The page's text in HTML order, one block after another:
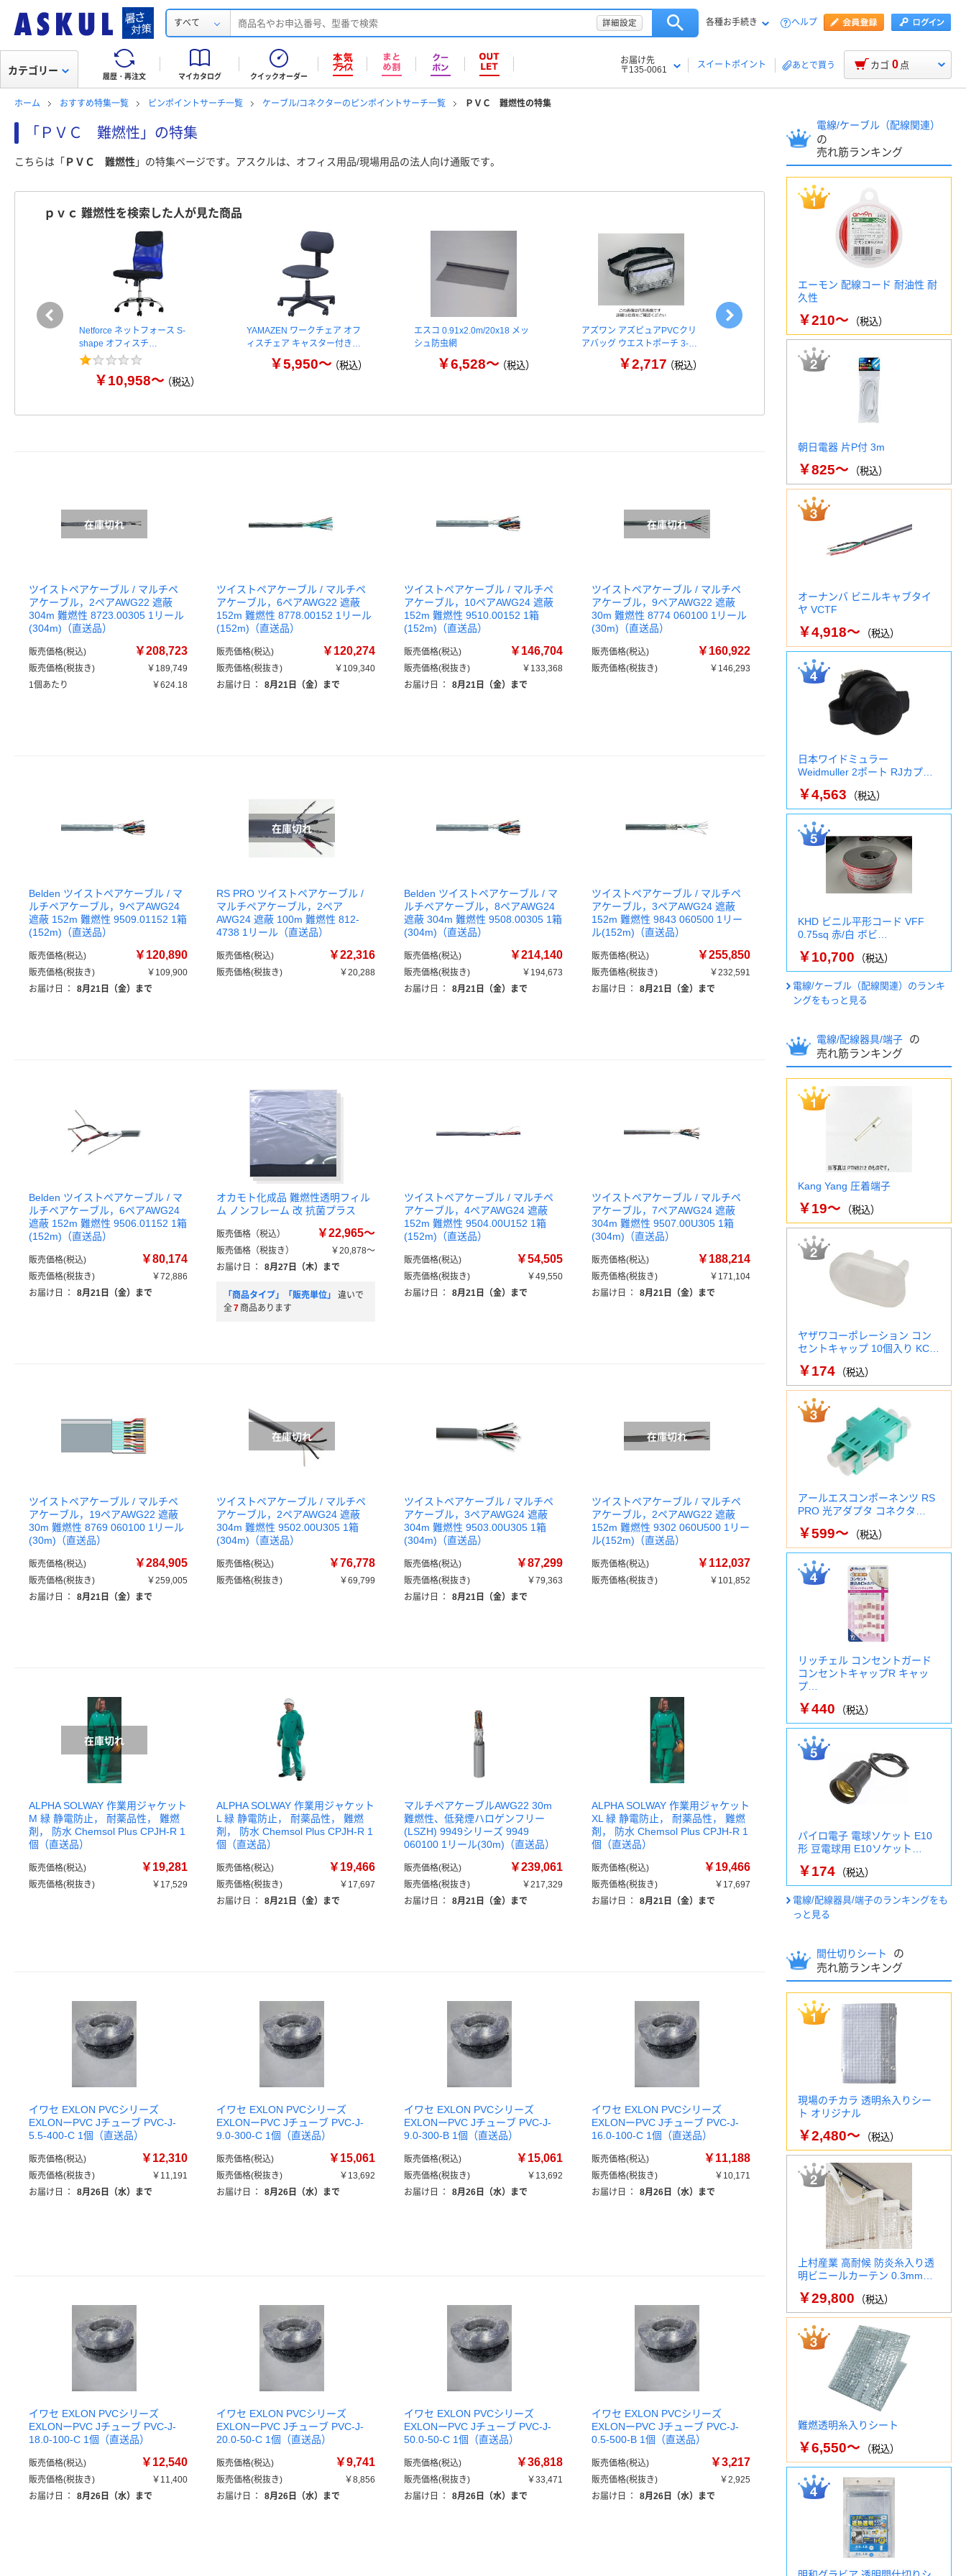
すべて 詳細設定 各種お手続き ヘルプ
履歴・再注文 マイカタログ クイックオーダー
お届け先
〒135-0061
スイートポイント あとで買う
カテゴリー カゴ 0 点
ホーム おすすめ特集一覧 ピンポイントサーチ一覧 ケーブル/コネクターのピンポイントサーチ一覧 ＰＶＣ 難燃性の特集
「ＰＶＣ 難燃性」の特集
こちらは「 ＰＶＣ 難燃性 」の特集ページです。アスクルは、オフィス用品/現場用品の法人向け通販です。
ｐｖｃ 難燃性を検索した人が見た商品
Netforce ネットフォース S-
shape オフィスチ…
￥10,958～（税込）
YAMAZEN ワークチェア オフ
ィスチェア キャスター付き…
￥5,950～（税込）
エスコ 0.91x2.0m/20x18 メッ
シュ防虫網
￥6,528～（税込）
アズワン アズピュアPVCクリ
アバッグ ウエストポーチ 3-…
￥2,717（税込）
（税込）
ツイストペアケーブル / マルチペ
アケーブル，2ペアAWG22 遮蔽
304m 難燃性 8723.00305 1リール
(304m)（直送品）
販売価格(税込) ￥208,723
販売価格(税抜き)
￥189,749
1個あたり
￥624.18
ツイストペアケーブル / マルチペ
アケーブル，6ペアAWG22 遮蔽
152m 難燃性 8778.00152 1リール
(152m)（直送品）
販売価格(税込) ￥120,274
販売価格(税抜き)
￥109,340
お届け日
： 8月21日（金）まで
ツイストペアケーブル / マルチペ
アケーブル，10ペアAWG24 遮蔽
152m 難燃性 9510.00152 1箱
(152m)（直送品）
販売価格(税込) ￥146,704
販売価格(税抜き)
￥133,368
お届け日
： 8月21日（金）まで
ツイストペアケーブル / マルチペ
アケーブル，9ペアAWG22 遮蔽
30m 難燃性 8774 060100 1リール
(30m)（直送品）
販売価格(税込) ￥160,922
販売価格(税抜き) ￥146,293
Belden ツイストペアケーブル / マ
ルチペアケーブル，9ペアAWG24
遮蔽 152m 難燃性 9509.01152 1箱
(152m)（直送品）
販売価格(税込) ￥120,890
販売価格(税抜き)
￥109,900
お届け日
： 8月21日（金）まで
RS PRO ツイストペアケーブル /
マルチペアケーブル，2ペア
AWG24 遮蔽 100m 難燃性 812-
4738 1リール（直送品）
販売価格(税込) ￥22,316
販売価格(税抜き) ￥20,288
Belden ツイストペアケーブル / マ
ルチペアケーブル，8ペアAWG24
遮蔽 304m 難燃性 9508.00305 1箱
(304m)（直送品）
販売価格(税込) ￥214,140
販売価格(税抜き)
￥194,673
お届け日
： 8月21日（金）まで
ツイストペアケーブル / マルチペ
アケーブル，3ペアAWG24 遮蔽
152m 難燃性 9843 060500 1リー
ル(152m)（直送品）
販売価格(税込) ￥255,850
販売価格(税抜き)
￥232,591
お届け日
： 8月21日（金）まで
Belden ツイストペアケーブル / マ
ルチペアケーブル，6ペアAWG24
遮蔽 152m 難燃性 9506.01152 1箱
(152m)（直送品）
販売価格(税込) ￥80,174
販売価格(税抜き)
￥72,886
お届け日
： 8月21日（金）まで
オカモト化成品 難燃性透明フィル
ム ノンフレーム 改 抗菌プラス
販売価格（税込） ￥22,965～
販売価格（税抜き）
￥20,878～
お届け日
： 8月27日（木）まで
「商品タイプ」「販売単位」
違いで
全7 商品あります
ツイストペアケーブル / マルチペ
アケーブル，4ペアAWG24 遮蔽
152m 難燃性 9504.00U152 1箱
(152m)（直送品）
販売価格(税込) ￥54,505
販売価格(税抜き)
￥49,550
お届け日
： 8月21日（金）まで
ツイストペアケーブル / マルチペ
アケーブル，7ペアAWG24 遮蔽
304m 難燃性 9507.00U305 1箱
(304m)（直送品）
販売価格(税込) ￥188,214
販売価格(税抜き)
￥171,104
お届け日
： 8月21日（金）まで
ツイストペアケーブル / マルチペ
アケーブル，19ペアAWG22 遮蔽
30m 難燃性 8769 060100 1リール
(30m)（直送品）
販売価格(税込) ￥284,905
販売価格(税抜き)
￥259,005
お届け日
： 8月21日（金）まで
ツイストペアケーブル / マルチペ
アケーブル，2ペアAWG24 遮蔽
304m 難燃性 9502.00U305 1箱
(304m)（直送品）
販売価格(税込) ￥76,778
販売価格(税抜き) ￥69,799
ツイストペアケーブル / マルチペ
アケーブル，3ペアAWG24 遮蔽
304m 難燃性 9503.00U305 1箱
(304m)（直送品）
販売価格(税込) ￥87,299
販売価格(税抜き)
￥79,363
お届け日
： 8月21日（金）まで
ツイストペアケーブル / マルチペ
アケーブル，2ペアAWG22 遮蔽
152m 難燃性 9302 060U500 1リー
ル(152m)（直送品）
販売価格(税込) ￥112,037
販売価格(税抜き) ￥101,852
ALPHA SOLWAY 作業用ジャケット
M 緑 静電防止， 耐薬品性， 難燃
剤， 防水 Chemsol Plus CPJH-R 1
個（直送品）
販売価格(税込) ￥19,281
販売価格(税抜き) ￥17,529
ALPHA SOLWAY 作業用ジャケット
L 緑 静電防止， 耐薬品性， 難燃
剤， 防水 Chemsol Plus CPJH-R 1
個（直送品）
販売価格(税込) ￥19,466
販売価格(税抜き)
￥17,697
お届け日
： 8月21日（金）まで
マルチペアケーブルAWG22 30m
難燃性、低発煙ハロゲンフリー
(LSZH) 9949シリーズ 9949
060100 1リール(30m)（直送品）
販売価格(税込) ￥239,061
販売価格(税抜き)
￥217,329
お届け日
： 8月21日（金）まで
ALPHA SOLWAY 作業用ジャケット
XL 緑 静電防止， 耐薬品性， 難燃
剤， 防水 Chemsol Plus CPJH-R 1
個（直送品）
販売価格(税込) ￥19,466
販売価格(税抜き)
￥17,697
お届け日
： 8月21日（金）まで
イワセ EXLON PVCシリーズ
EXLONーPVC Jチューブ PVC-J-
5.5-400-C 1個（直送品）
販売価格(税込) ￥12,310
販売価格(税抜き)
￥11,191
お届け日
： 8月26日（水）まで
イワセ EXLON PVCシリーズ
EXLONーPVC Jチューブ PVC-J-
9.0-300-C 1個（直送品）
販売価格(税込) ￥15,061
販売価格(税抜き)
￥13,692
お届け日
： 8月26日（水）まで
イワセ EXLON PVCシリーズ
EXLONーPVC Jチューブ PVC-J-
9.0-300-B 1個（直送品）
販売価格(税込) ￥15,061
販売価格(税抜き)
￥13,692
お届け日
： 8月26日（水）まで
イワセ EXLON PVCシリーズ
EXLONーPVC Jチューブ PVC-J-
16.0-100-C 1個（直送品）
販売価格(税込) ￥11,188
販売価格(税抜き)
￥10,171
お届け日
： 8月26日（水）まで
イワセ EXLON PVCシリーズ
EXLONーPVC Jチューブ PVC-J-
18.0-100-C 1個（直送品）
販売価格(税込) ￥12,540
販売価格(税抜き)
￥11,400
お届け日
： 8月26日（水）まで
イワセ EXLON PVCシリーズ
EXLONーPVC Jチューブ PVC-J-
20.0-50-C 1個（直送品）
販売価格(税込) ￥9,741
販売価格(税抜き)
￥8,856
お届け日
： 8月26日（水）まで
イワセ EXLON PVCシリーズ
EXLONーPVC Jチューブ PVC-J-
50.0-50-C 1個（直送品）
販売価格(税込) ￥36,818
販売価格(税抜き)
￥33,471
お届け日
： 8月26日（水）まで
イワセ EXLON PVCシリーズ
EXLONーPVC Jチューブ PVC-J-
0.5-500-B 1個（直送品）
販売価格(税込) ￥3,217
販売価格(税抜き)
￥2,925
お届け日
： 8月26日（水）まで
電線/ケーブル（配線関連）
の
売れ筋ランキング
エーモン 配線コード 耐油性 耐
久性
￥210～ （税込）
朝日電器 片P付 3m
￥825～ （税込）
オーナンバ ビニルキャブタイ
ヤ VCTF
￥4,918～ （税込）
日本ワイドミュラー
Weidmuller 2ポート RJカプ…
￥4,563 （税込）
KHD ビニル平形コード VFF
0.75sq 赤/白 ボビ…
￥10,700 （税込）
電線/ケーブル（配線関連）のランキ
ングをもっと見る
電線/配線器具/端子
の
売れ筋ランキング
Kang Yang 圧着端子
￥19～ （税込）
ヤザワコーポレーション コン
セントキャップ 10個入り KC…
￥174 （税込）
アールエスコンポーネンツ RS
PRO 光アダプタ コネクタ…
￥599～ （税込）
リッチェル コンセントガード
コンセントキャップR キャッ
プ…
￥440 （税込）
パイロ電子 電球ソケット E10
形 豆電球用 E10ソケット…
￥174 （税込）
電線/配線器具/端子のランキングをも
っと見る
間仕切りシート
の
売れ筋ランキング
現場のチカラ 透明糸入りシー
ト オリジナル
￥2,480～ （税込）
上村産業 高耐候 防炎糸入り透
明ビニールカーテン 0.3mm…
￥29,800 （税込）
難燃透明糸入りシート
￥6,550～ （税込）